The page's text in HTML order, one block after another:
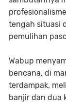
tengah situasi
pemulihan
‎Wabup
bencana, di
terdampak,
banjir dan dua